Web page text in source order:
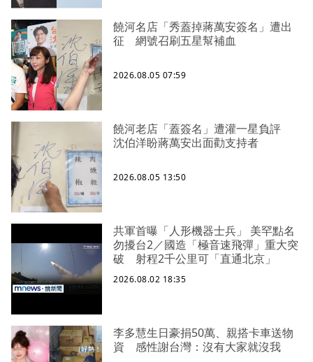
饒河名店「秀蓋掉蔣萬安簽名」遭出
征 網號召刷五星幫補血
2026.08.05 07:59
饒河老店「蓋簽名」遭灌一星負評
沈伯洋盼蔣萬安出面勸支持者
2026.08.05 13:50
共軍首曝「人形機器士兵」 美罕點名
勿擾台2／國造「極音速飛彈」重大突
破 射程2千公里可「直通北京」
2026.08.02 18:35
李多慧生日豪捐50萬、親搭卡車送物
資 感性謝台灣：沒有大家就沒我